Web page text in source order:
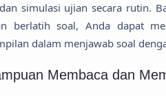
simulasi ujian secara rutin.
berlatih soal, Anda dapat
dalam menjawab soal
Membaca dan